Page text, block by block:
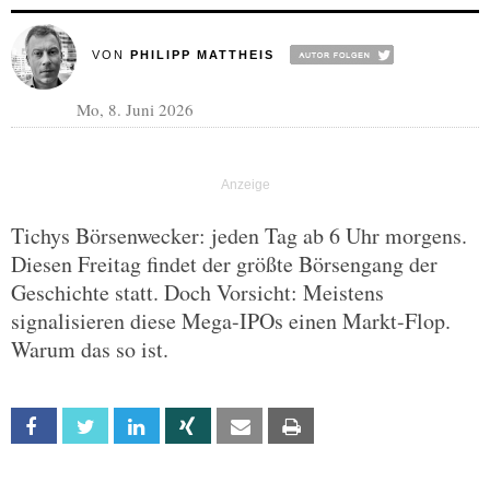
VON PHILIPP MATTHEIS
Mo, 8. Juni 2026
Tichys Börsenwecker: jeden Tag ab 6 Uhr morgens.
Diesen Freitag findet der größte Börsengang der
Geschichte statt. Doch Vorsicht: Meistens
signalisieren diese Mega-IPOs einen Markt-Flop.
Warum das so ist.
Facebook Twitter Linkedin Xing Email